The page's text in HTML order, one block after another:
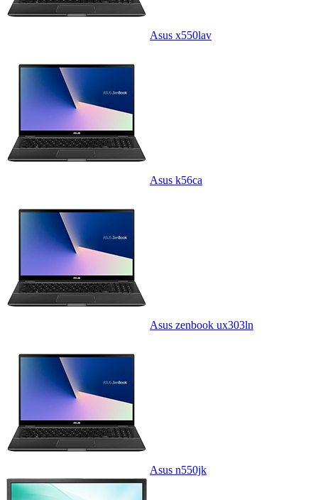
Asus x550lav
Asus k56ca
Asus zenbook ux303ln
Asus n550jk